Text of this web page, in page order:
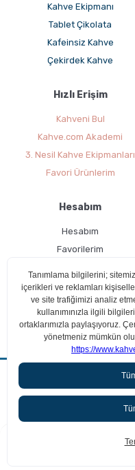
Kahve Ekipmanı
Tablet Çikolata
Kafeinsiz Kahve
Çekirdek Kahve
Hızlı Erişim
Kahveni Bul
Kahve.com Akademi
3. Nesil Kahve Ekipmanları
Favori Ürünlerim
Hesabım
Hesabım
Favorilerim
Ücretsiz Üyelik